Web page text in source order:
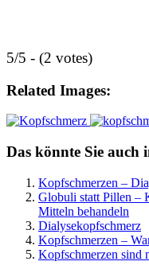
5/5 - (2 votes)
Related Images:
Das könnte Sie auch
Kopfschmerzen –
Globuli statt Pillen –
Mitteln behandeln
Dialysekopfschmerz
Kopfschmerzen –
Kopfschmerzen sind